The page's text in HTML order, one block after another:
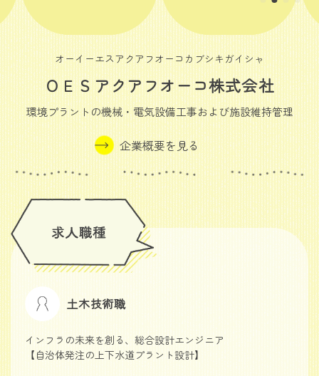
オーイーエスアクアフオーコカブシキガイシャ
ＯＥＳアクアフオーコ株式会社
環境プラントの機械・電気設備工事および施設維持管理
企業概要を見る
土木技術職
インフラの未来を創る、総合設計エンジニア
【自治体発注の上下水道プラント設計】